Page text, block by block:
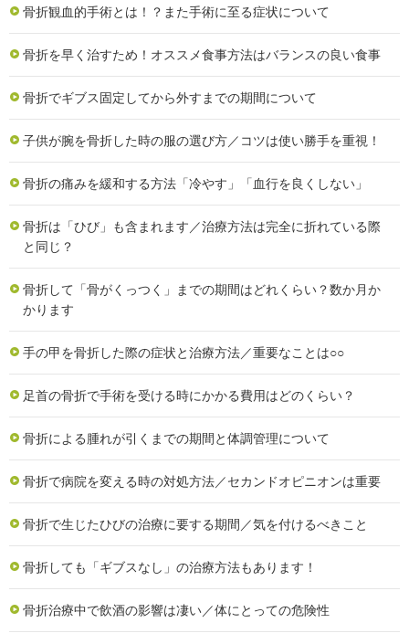
骨折観血的手術とは！？また手術に至る症状について
骨折を早く治すため！オススメ食事方法はバランスの良い食事
骨折でギブス固定してから外すまでの期間について
子供が腕を骨折した時の服の選び方／コツは使い勝手を重視！
骨折の痛みを緩和する方法「冷やす」「血行を良くしない」
骨折は「ひび」も含まれます／治療方法は完全に折れている際
と同じ？
骨折して「骨がくっつく」までの期間はどれくらい？数か月か
かります
手の甲を骨折した際の症状と治療方法／重要なことは○○
足首の骨折で手術を受ける時にかかる費用はどのくらい？
骨折による腫れが引くまでの期間と体調管理について
骨折で病院を変える時の対処方法／セカンドオピニオンは重要
骨折で生じたひびの治療に要する期間／気を付けるべきこと
骨折しても「ギブスなし」の治療方法もあります！
骨折治療中で飲酒の影響は凄い／体にとっての危険性